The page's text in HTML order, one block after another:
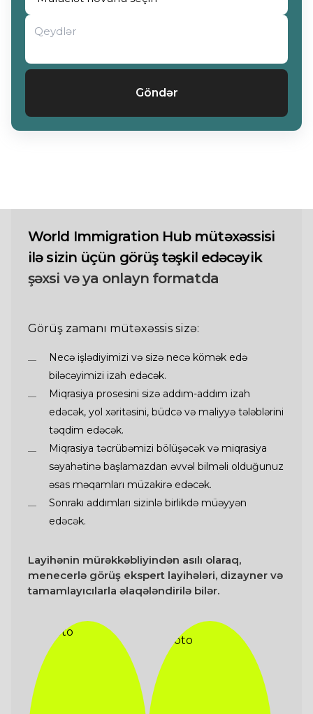
Göndər
World Immigration Hub mütəxəssisi
ilə sizin üçün görüş təşkil edəcəyik
şəxsi və ya onlayn formatda
Görüş zamanı mütəxəssis sizə:
Necə işlədiyimizi və sizə necə kömək edə
biləcəyimizi izah edəcək.
Miqrasiya prosesini sizə addım-addım izah
edəcək, yol xəritəsini, büdcə və maliyyə tələblərini
təqdim edəcək.
Miqrasiya təcrübəmizi bölüşəcək və miqrasiya
səyahətinə başlamazdan əvvəl bilməli olduğunuz
əsas məqamları müzakirə edəcək.
Sonrakı addımları sizinlə birlikdə müəyyən
edəcək.
Layihənin mürəkkəbliyindən asılı olaraq,
menecerlə görüş ekspert layihələri, dizayner və
tamamlayıcılarla əlaqələndirilə bilər.